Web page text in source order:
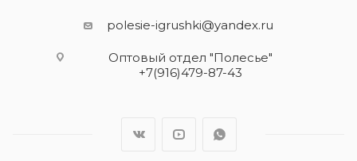
polesie-igrushki@yandex.ru
Оптовый отдел "Полесье"
+7(916)479-87-43